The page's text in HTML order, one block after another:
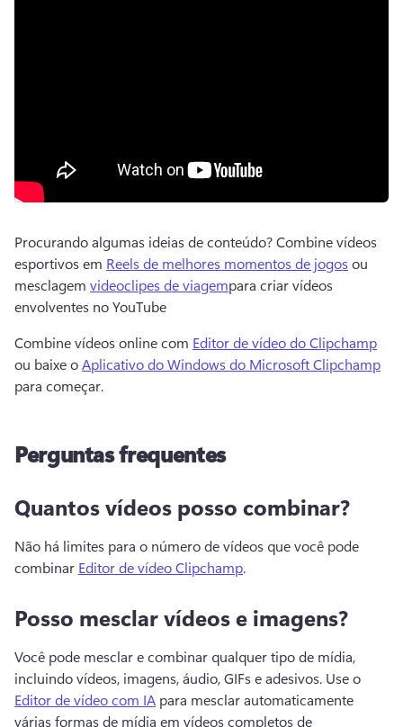
Procurando algumas ideias de conteúdo? Combine vídeos
esportivos em Reels de melhores momentos de jogos ou
mesclagem videoclipes de viagempara criar vídeos
envolventes no YouTube
Combine vídeos online com Editor de vídeo do Clipchamp
ou baixe o Aplicativo do Windows do Microsoft Clipchamp
para começar.
Perguntas frequentes
Quantos vídeos posso combinar?
Não há limites para o número de vídeos que você pode
combinar Editor de vídeo Clipchamp.
Posso mesclar vídeos e imagens?
Você pode mesclar e combinar qualquer tipo de mídia,
incluindo vídeos, imagens, áudio, GIFs e adesivos. Use o
Editor de vídeo com IA para mesclar automaticamente
várias formas de mídia em vídeos completos de